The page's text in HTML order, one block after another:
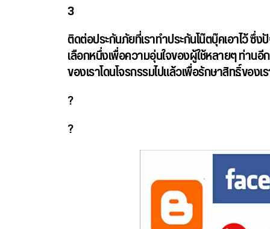
3
ติดต่อประกันภัยที่เราทำประกันโน๊ตบุ๊คเอาไว้ซึ่ง
เลือกหนึ่งเพื่อความอุ่นใจของผู้ใช้หลายๆ ท่าน
ของเราโดนโจรกรรมไปแล้วเพื่อรักษาสิทธิ์ของเ
?
?